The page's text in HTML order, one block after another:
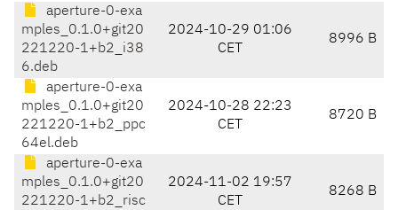
aperture-0-exa
mples_0.1.0+git20
221220-1+b2_i38
6.deb
2024-10-29 01:06
CET
8996 B
aperture-0-exa
mples_0.1.0+git20
221220-1+b2_ppc
64el.deb
2024-10-28 22:23
CET
8720 B
aperture-0-exa
mples_0.1.0+git20
221220-1+b2_risc
2024-11-02 19:57
CET
8268 B